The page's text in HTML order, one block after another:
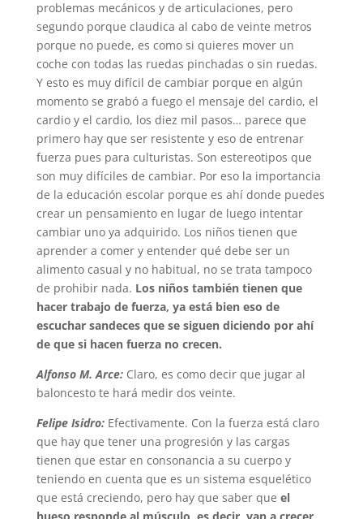
problemas mecánicos y de articulaciones, pero
segundo porque claudica al cabo de veinte metros
porque no puede, es como si quieres mover un
coche con todas las ruedas pinchadas o sin ruedas.
Y esto es muy difícil de cambiar porque en algún
momento se grabó a fuego el mensaje del cardio, el
cardio y el cardio, los diez mil pasos… parece que
primero hay que ser resistente y eso de entrenar
fuerza pues para culturistas. Son estereotipos que
son muy difíciles de cambiar. Por eso la importancia
de la educación escolar porque es ahí donde puedes
crear un pensamiento en lugar de luego intentar
cambiar uno ya adquirido. Los niños tienen que
aprender a comer y entender qué debe ser un
alimento casual y no habitual, no se trata tampoco
de prohibir nada. Los niños también tienen que
hacer trabajo de fuerza, ya está bien eso de
escuchar sandeces que se siguen diciendo por ahí
de que si hacen fuerza no crecen.
Alfonso M. Arce: Claro, es como decir que jugar al
baloncesto te hará medir dos veinte.
Felipe Isidro:Efectivamente. Con la fuerza está claro
que hay que tener una progresión y las cargas
tienen que estar en consonancia a su cuerpo y
teniendo en cuenta que es un sistema esquelético
que está creciendo, pero hay que saber que el